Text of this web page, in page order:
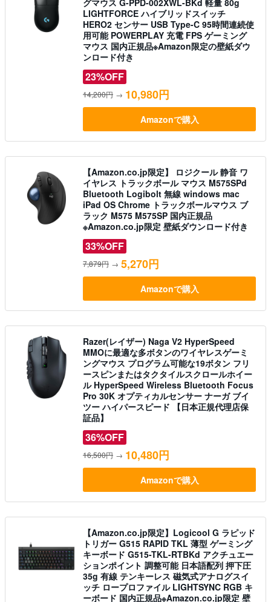
LIGHTFORCE ハイブリッドスイッチ
HERO2 センサー USB Type-C 95時間連続使
用可能 POWERPLAY 充電 FPS ゲーミング
マウス 国内正規品※Amazon限定の壁紙ダウ
ンロード付き
23%OFF
14,200円 → 10,980円
Amazonで購入
【Amazon.co.jp限定】 ロジクール 静音 ワ
イヤレス トラックボール マウス M575SPd
Bluetooth Logibolt 無線 windows mac
iPad OS Chrome トラックボールマウス ブ
ラック M575 M575SP 国内正規品
※Amazon.co.jp限定 壁紙ダウンロード付き
33%OFF
7,879円 → 5,270円
Amazonで購入
Razer(レイザー) Naga V2 HyperSpeed
MMOに最適な多ボタンのワイヤレスゲーミ
ングマウス プログラム可能な19ボタン フリ
ースピンまたはタクタイルスクロールホイー
ル HyperSpeed Wireless Bluetooth Focus
Pro 30K オプティカルセンサー ナーガ ブイ
ツー ハイパースピード 【日本正規代理店保
証品】
36%OFF
16,500円 → 10,480円
Amazonで購入
【Amazon.co.jp限定】Logicool G ラピッド
トリガー G515 RAPID TKL 薄型 ゲーミング
キーボード G515-TKL-RTBKd アクチュエー
ションポイント 調整可能 日本語配列 押下圧
35g 有線 テンキーレス 磁気式アナログスイ
ッチ ロープロファイル LIGHTSYNC RGB キ
ーボード 国内正規品※Amazon.co.jp限定 壁